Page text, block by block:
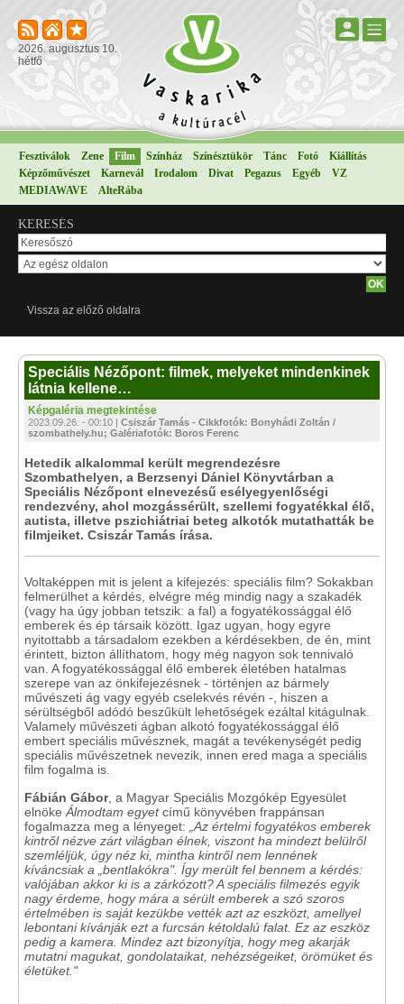
2026. augusztus 10.
hétfő
Fesztiválok Zene Film Színház Színésztükör Tánc Fotó
Kiállítás
Képzőművészet
Karnevál Irodalom Divat Pegazus Egyéb
VZ
MEDIAWAVE
AlteRába
KERESÉS
Vissza az előző oldalra
Speciális Nézőpont: filmek, melyeket mindenkinek
látnia kellene…
Képgaléria megtekintése
2023.09.26. - 00:10 | Csiszár Tamás - Cikkfotók: Bonyhádi Zoltán /
szombathely.hu; Galériafotók: Boros Ferenc
Hetedik alkalommal került megrendezésre
Szombathelyen, a Berzsenyi Dániel Könyvtárban a
Speciális Nézőpont elnevezésű esélyegyenlőségi
rendezvény, ahol mozgássérült, szellemi fogyatékkal élő,
autista, illetve pszichiátriai beteg alkotók mutathatták be
filmjeiket. Csiszár Tamás írása.
Voltaképpen mit is jelent a kifejezés: speciális film? Sokakban
felmerülhet a kérdés, elvégre még mindig nagy a szakadék
(vagy ha úgy jobban tetszik: a fal) a fogyatékossággal élő
emberek és ép társaik között. Igaz ugyan, hogy egyre
nyitottabb a társadalom ezekben a kérdésekben, de én, mint
érintett, bizton állíthatom, hogy még nagyon sok tennivaló
van. A fogyatékossággal élő emberek életében hatalmas
szerepe van az önkifejezésnek - történjen az bármely
művészeti ág vagy egyéb cselekvés révén -, hiszen a
sérültségből adódó beszűkült lehetőségek ezáltal kitágulnak.
Valamely művészeti ágban alkotó fogyatékossággal élő
embert speciális művésznek, magát a tevékenységét pedig
speciális művészetnek nevezik, innen ered maga a speciális
film fogalma is.
Fábián Gábor, a Magyar Speciális Mozgókép Egyesület
elnöke Álmodtam egyetcímű könyvében frappánsan
fogalmazza meg a lényeget:
„Az értelmi fogyatékos emberek
kintről nézve zárt világban élnek, viszont ha mindezt belülről
szemléljük, úgy néz ki, mintha kintről nem lennének
kíváncsiak a „bentlakókra". Így merült fel bennem a kérdés:
valójában akkor ki is a zárkózott? A speciális filmezés egyik
nagy érdeme, hogy mára a sérült emberek a szó szoros
értelmében is saját kezükbe vették azt az eszközt, amellyel
lebontani kívánják ezt a furcsán kétoldalú falat. Ez az eszköz
pedig a kamera. Mindez azt bizonyítja, hogy meg akarják
mutatni magukat, gondolataikat, nehézségeiket, örömüket és
életüket."